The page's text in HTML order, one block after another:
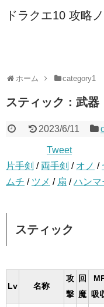
ドラクエ10 攻略
ホーム category1
スティック：武器
2023/6/11
Tweet
片手剣 / 両手剣 / オノ /
ムチ / ツメ / 扇 /ハンマ
スティック
Lv 名称
攻
撃
回
魔 吸